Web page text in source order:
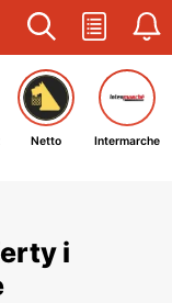
Netto Intermarche
i